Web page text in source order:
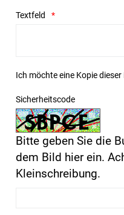
Textfeld
Ich möchte eine Kopie
Sicherheitscode
Bitte geben Sie die
dem Bild hier ein.
Kleinschreibung.